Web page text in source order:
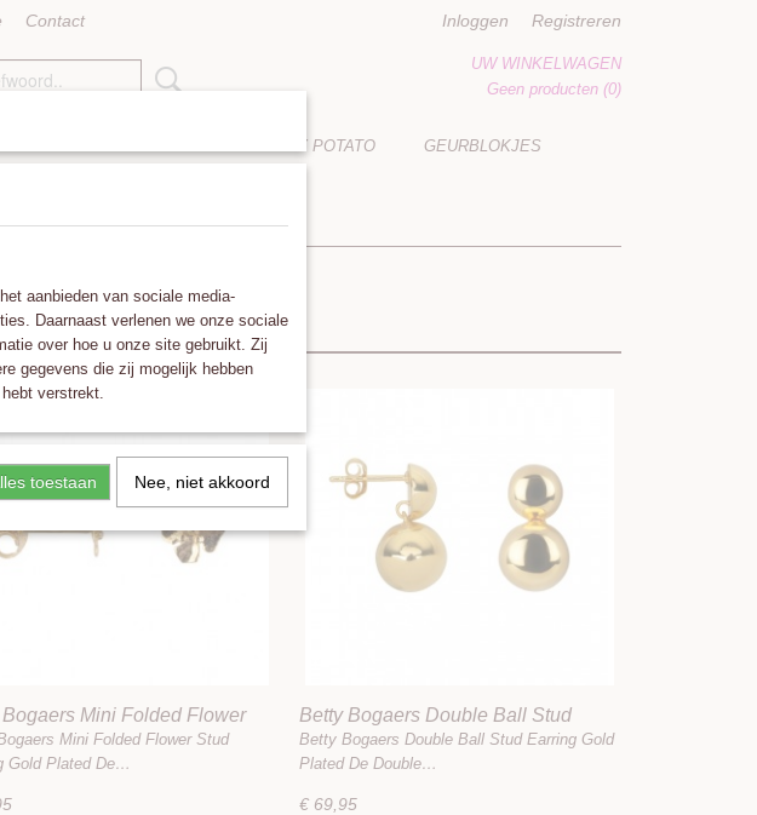
Contact Inloggen Registreren
UW WINKELWAGEN
Geen producten (0)
LUCKY POTATO GEURBLOKJES
Bogaers Mini Folded Flower
Gold Plated
Mini Folded Flower Stud
Gold Plated De…
Betty Bogaers Double Ball Stud
Earring Gold Plated
Betty Bogaers Double Ball Stud Earring Gold
Plated De Double…
€ 69,95
aanbieden van sociale media-
Daarnaast verlenen we onze sociale
over hoe u onze site gebruikt. Zij
gegevens die zij mogelijk hebben
verstrekt.
toestaan Nee, niet akkoord